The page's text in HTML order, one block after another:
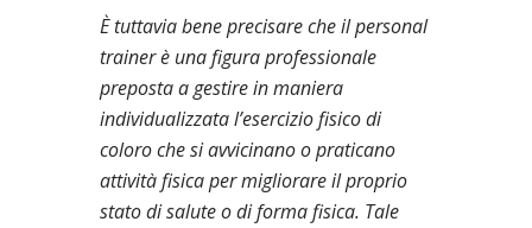
È tuttavia bene precisare che il personal
trainer è una figura professionale
preposta a gestire in maniera
individualizzata l’esercizio fisico di
coloro che si avvicinano o praticano
attività fisica per migliorare il proprio
stato di salute o di forma fisica. Tale